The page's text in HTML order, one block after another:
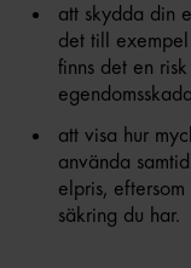
att skydda din
det till
finns det en
att visa hur
använda
elpris,
säkring du har.